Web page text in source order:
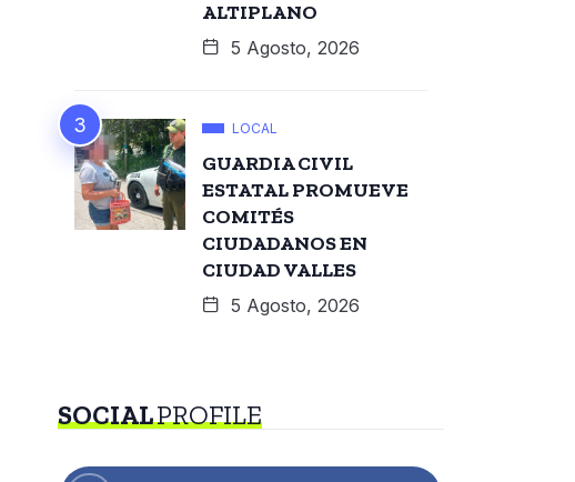
ALTIPLANO
5 Agosto, 2026
LOCAL
GUARDIA CIVIL
ESTATAL PROMUEVE
COMITÉS
CIUDADANOS EN
CIUDAD VALLES
5 Agosto, 2026
SOCIALPROFILE